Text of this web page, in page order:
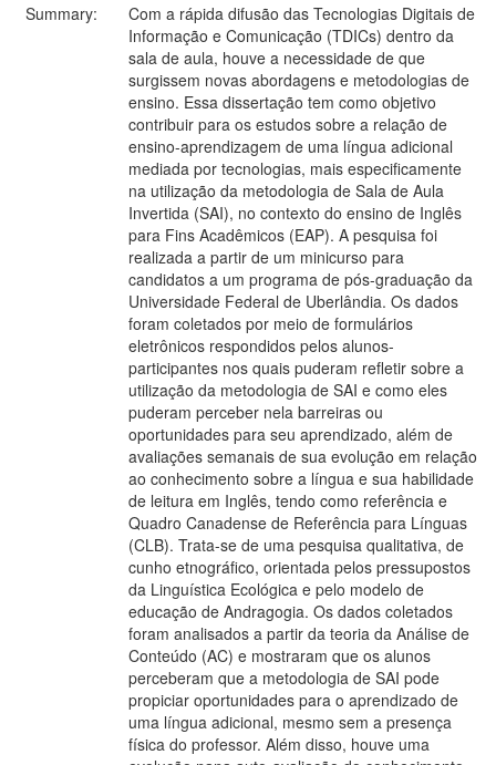
Summary:
Com a rápida difusão das Tecnologias Digitais de
Informação e Comunicação (TDICs) dentro da
sala de aula, houve a necessidade de que
surgissem novas abordagens e metodologias de
ensino. Essa dissertação tem como objetivo
contribuir para os estudos sobre a relação de
ensino-aprendizagem de uma língua adicional
mediada por tecnologias, mais especificamente
na utilização da metodologia de Sala de Aula
Invertida (SAI), no contexto do ensino de Inglês
para Fins Acadêmicos (EAP). A pesquisa foi
realizada a partir de um minicurso para
candidatos a um programa de pós-graduação da
Universidade Federal de Uberlândia. Os dados
foram coletados por meio de formulários
eletrônicos respondidos pelos alunos-
participantes nos quais puderam refletir sobre a
utilização da metodologia de SAI e como eles
puderam perceber nela barreiras ou
oportunidades para seu aprendizado, além de
avaliações semanais de sua evolução em relação
ao conhecimento sobre a língua e sua habilidade
de leitura em Inglês, tendo como referência e
Quadro Canadense de Referência para Línguas
(CLB). Trata-se de uma pesquisa qualitativa, de
cunho etnográfico, orientada pelos pressupostos
da Linguística Ecológica e pelo modelo de
educação de Andragogia. Os dados coletados
foram analisados a partir da teoria da Análise de
Conteúdo (AC) e mostraram que os alunos
perceberam que a metodologia de SAI pode
propiciar oportunidades para o aprendizado de
uma língua adicional, mesmo sem a presença
física do professor. Além disso, houve uma